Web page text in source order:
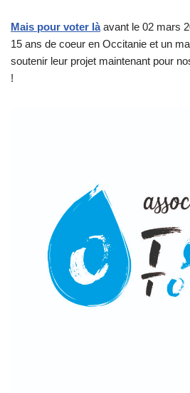
Mais pour voter làavant le 02 mars
15 ans de coeur en Occitanie et un
soutenir leur projet maintenant pour
!